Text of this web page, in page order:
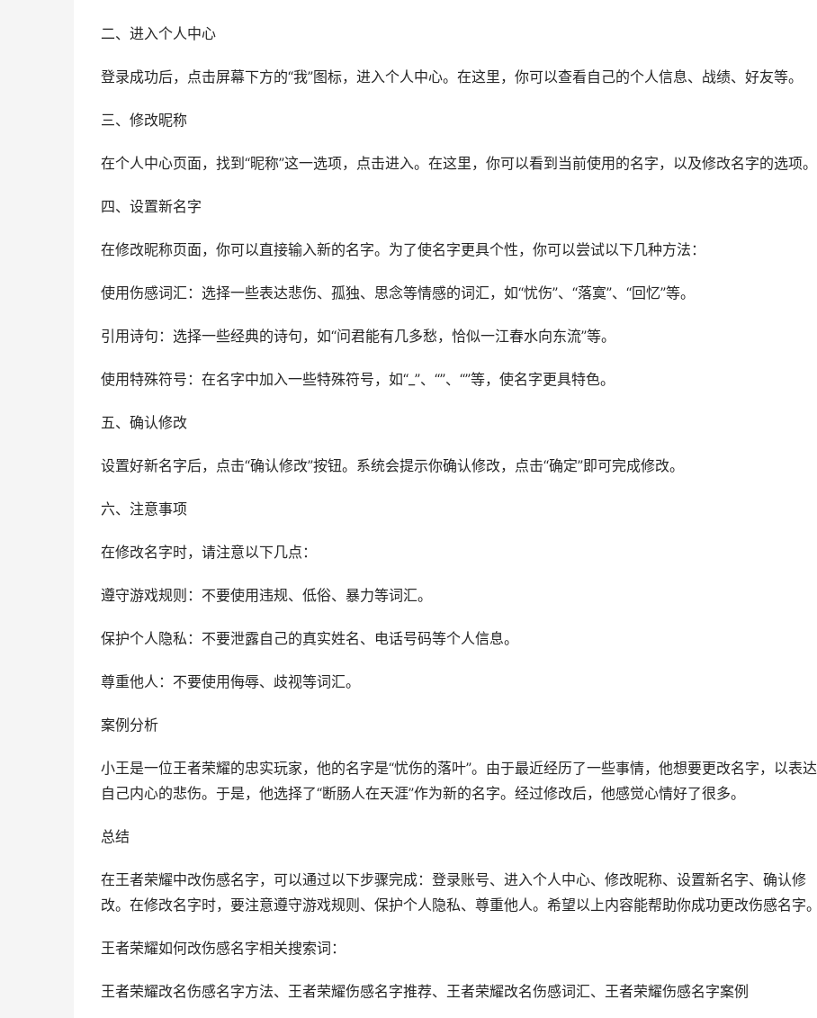
二、进入个人中心
登录成功后，点击屏幕下方的“我”图标，进入个人中心。在这里，你可以查看自己的个人信息、战绩、好友等。
三、修改昵称
在个人中心页面，找到“昵称”这一选项，点击进入。在这里，你可以看到当前使用的名字，以及修改名字的选项。
四、设置新名字
在修改昵称页面，你可以直接输入新的名字。为了使名字更具个性，你可以尝试以下几种方法：
使用伤感词汇：选择一些表达悲伤、孤独、思念等情感的词汇，如“忧伤”、“落寞”、“回忆”等。
引用诗句：选择一些经典的诗句，如“问君能有几多愁，恰似一江春水向东流”等。
使用特殊符号：在名字中加入一些特殊符号，如“_”、“”、“”等，使名字更具特色。
五、确认修改
设置好新名字后，点击“确认修改”按钮。系统会提示你确认修改，点击“确定”即可完成修改。
六、注意事项
在修改名字时，请注意以下几点：
遵守游戏规则：不要使用违规、低俗、暴力等词汇。
保护个人隐私：不要泄露自己的真实姓名、电话号码等个人信息。
尊重他人：不要使用侮辱、歧视等词汇。
案例分析
小王是一位王者荣耀的忠实玩家，他的名字是“忧伤的落叶”。由于最近经历了一些事情，他想要更改名字，以表达
自己内心的悲伤。于是，他选择了“断肠人在天涯”作为新的名字。经过修改后，他感觉心情好了很多。
总结
在王者荣耀中改伤感名字，可以通过以下步骤完成：登录账号、进入个人中心、修改昵称、设置新名字、确认修
改。在修改名字时，要注意遵守游戏规则、保护个人隐私、尊重他人。希望以上内容能帮助你成功更改伤感名字。
王者荣耀如何改伤感名字相关搜索词：
王者荣耀改名伤感名字方法、王者荣耀伤感名字推荐、王者荣耀改名伤感词汇、王者荣耀伤感名字案例